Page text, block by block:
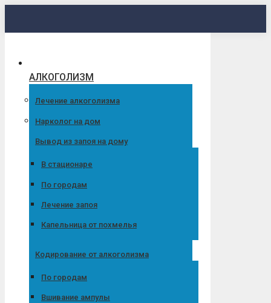
АЛКОГОЛИЗМ
Лечение алкоголизма
Нарколог на дом
Вывод из запоя на дому
В стационаре
По городам
Лечение запоя
Капельница от похмелья
Кодирование от алкоголизма
По городам
Вшивание ампулы